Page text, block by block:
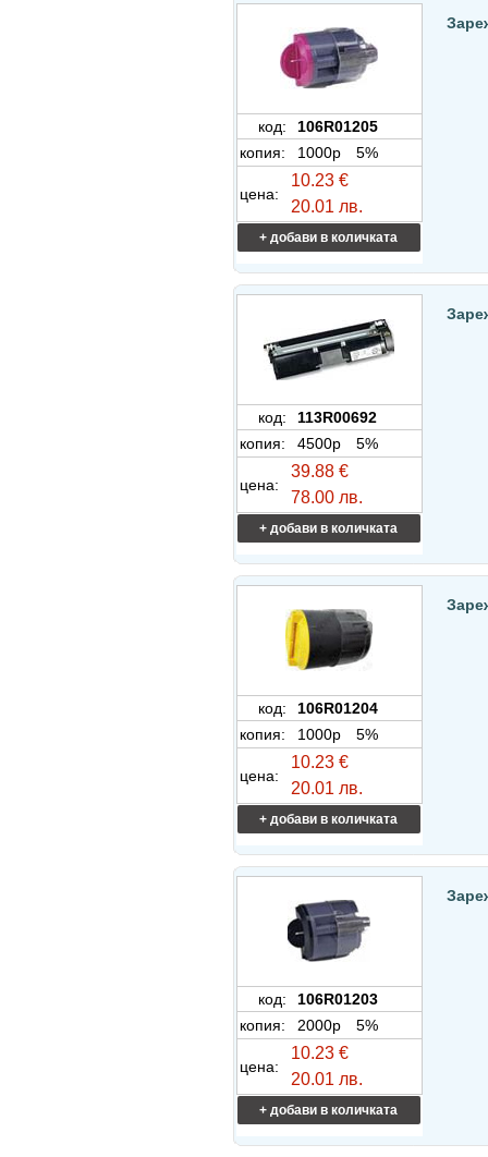
код:
106R01205
копия:
1000p 5%
цена:
10.23 €
20.01 лв.
+ добави в количката
код:
113R00692
копия:
4500p 5%
цена:
39.88 €
78.00 лв.
+ добави в количката
код:
106R01204
копия:
1000p 5%
цена:
10.23 €
20.01 лв.
+ добави в количката
код:
106R01203
копия:
2000p 5%
цена:
10.23 €
20.01 лв.
+ добави в количката